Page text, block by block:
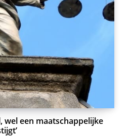
wel een maatschappelijke